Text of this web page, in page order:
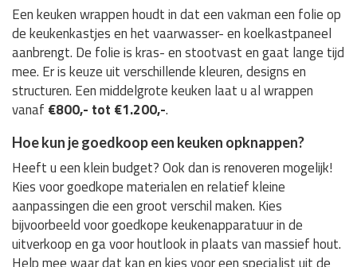
Een keuken wrappen houdt in dat een vakman een folie op
de keukenkastjes en het vaarwasser- en koelkastpaneel
aanbrengt. De folie is kras- en stootvast en gaat lange tijd
mee. Er is keuze uit verschillende kleuren, designs en
structuren. Een middelgrote keuken laat u al wrappen
vanaf €800,- tot €1.200,-.
Hoe kun je goedkoop een keuken opknappen?
Heeft u een klein budget? Ook dan is renoveren mogelijk!
Kies voor goedkope materialen en relatief kleine
aanpassingen die een groot verschil maken. Kies
bijvoorbeeld voor goedkope keukenapparatuur in de
uitverkoop en ga voor houtlook in plaats van massief hout.